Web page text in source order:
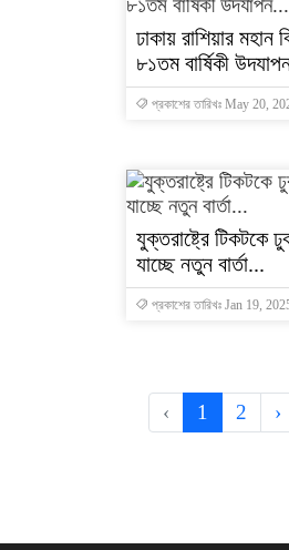
ঢাকায় রাশিয়ার মহান
৮১তম বার্ষিকী
প্রকাশের তারিখঃ May 20,
যুক্তরাষ্ট্রে টিকটকে
যাচ্ছে নতুন বার্তা...
প্রকাশের তারিখঃ Jan 19,
‹ 1 2 ›